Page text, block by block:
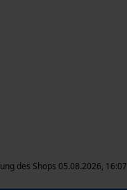
des Shops 05.08.2026, 16:07